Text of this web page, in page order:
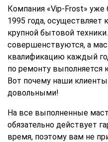
Компания «Vip-Frost» уже
1995 года, осуществляет
крупной бытовой
совершенствуются, а
квалификацию каждый
по ремонту выполняется
Вот почему наши
довольными!
На все выполненные
обязательно действует
время, поэтому вам не